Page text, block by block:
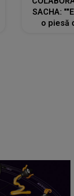
SACHA:
o piesă